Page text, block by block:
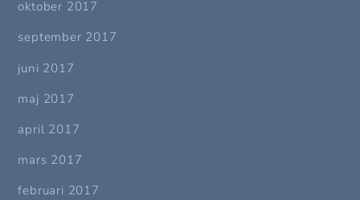
oktober 2017
september 2017
juni 2017
maj 2017
april 2017
mars 2017
februari 2017